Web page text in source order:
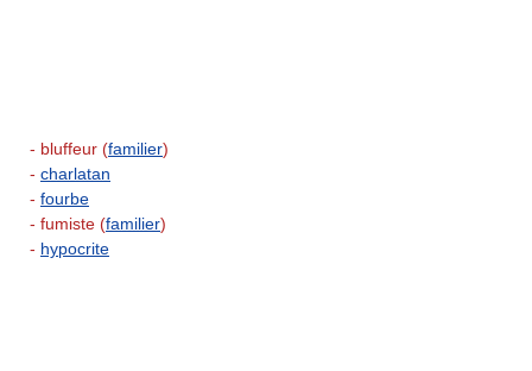
- bluffeur (familier)
- charlatan
- fourbe
- fumiste (familier)
- hypocrite